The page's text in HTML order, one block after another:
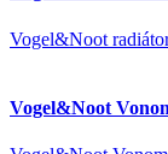
Vogel&Noot
Vogel&Noot